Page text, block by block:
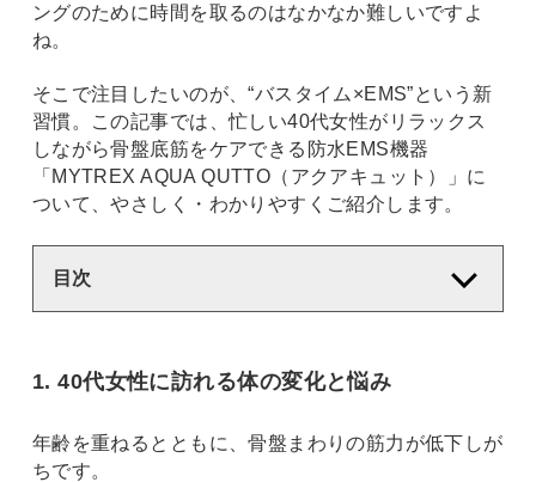
ングのために時間を取るのはなかなか難しいですよ
ね。
そこで注目したいのが、“バスタイム×EMS”という新
習慣。この記事では、忙しい40代女性がリラックス
しながら骨盤底筋をケアできる防水EMS機器
「MYTREX AQUA QUTTO（アクアキュット）」に
ついて、やさしく・わかりやすくご紹介します。
目次
1. 40代女性に訪れる体の変化と悩み
年齢を重ねるとともに、骨盤まわりの筋力が低下しが
ちです。